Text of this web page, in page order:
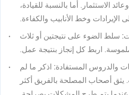
الاستثمار. أما بالنسبة للقيادة،
الإيرادات وخط الأنابيب والكفاءة.
سلط الضوء على نتيجتين أو ثلاث
ملموسة. اربط كل إنجاز بنتيجة عمل.
والدروس المستفادة: اذكر ما لم
أصحاب المصلحة بالفريق أكثر